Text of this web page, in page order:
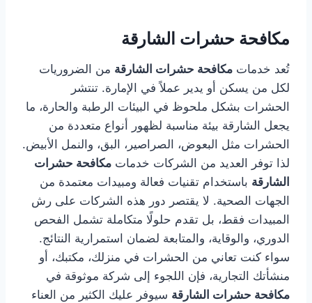
مكافحة حشرات الشارقة
تُعد خدمات مكافحة حشرات الشارقة من الضروريات
لكل من يسكن أو يدير عملاً في الإمارة. تنتشر
الحشرات بشكل ملحوظ في البيئات الرطبة والحارة، ما
يجعل الشارقة بيئة مناسبة لظهور أنواع متعددة من
الحشرات مثل البعوض، الصراصير، البق، والنمل الأبيض.
لذا توفر العديد من الشركات خدمات مكافحة حشرات
الشارقة باستخدام تقنيات فعالة ومبيدات معتمدة من
الجهات الصحية. لا يقتصر دور هذه الشركات على رش
المبيدات فقط، بل تقدم حلولًا متكاملة تشمل الفحص
الدوري، والوقاية، والمتابعة لضمان استمرارية النتائج.
سواء كنت تعاني من الحشرات في منزلك، مكتبك، أو
منشأتك التجارية، فإن اللجوء إلى شركة موثوقة في
مكافحة حشرات الشارقة سيوفر عليك الكثير من العناء